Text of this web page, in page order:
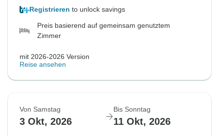
Registrieren to unlock savings
Preis basierend auf gemeinsam genutztem
Zimmer
mit 2026-2026 Version
Reise ansehen
Von Samstag
3 Okt, 2026
Bis Sonntag
11 Okt, 2026